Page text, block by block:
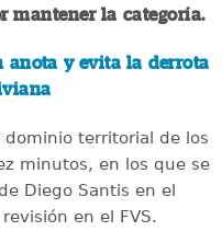
mantener la categoría.
anota y evita la derrota
territorial de los
minutos, en los que se
Diego Santis en el
en el FVS.